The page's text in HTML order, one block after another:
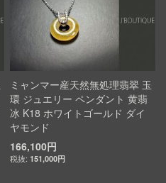
ミャンマー産天然無処理翡翠 玉
環 ジュエリー ペンダント 黄翡
冰 K18 ホワイトゴールド ダイ
ヤモンド
166,100円
151,000円